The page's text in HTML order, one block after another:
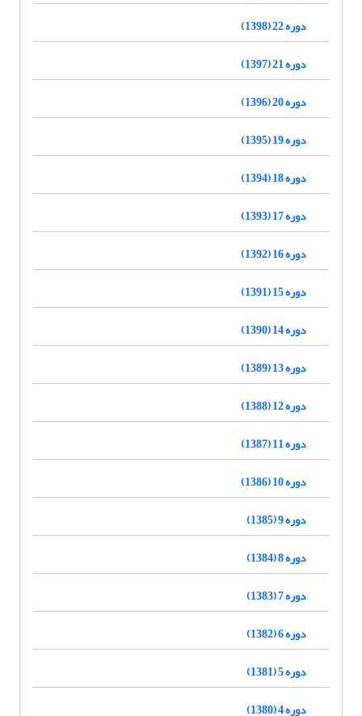
دوره 22 (1398)
دوره 21 (1397)
دوره 20 (1396)
دوره 19 (1395)
دوره 18 (1394)
دوره 17 (1393)
دوره 16 (1392)
دوره 15 (1391)
دوره 14 (1390)
دوره 13 (1389)
دوره 12 (1388)
دوره 11 (1387)
دوره 10 (1386)
دوره 9 (1385)
دوره 8 (1384)
دوره 7 (1383)
دوره 6 (1382)
دوره 5 (1381)
دوره 4 (1380)